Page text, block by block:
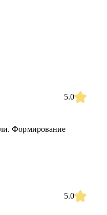
5.0
Формирование
5.0